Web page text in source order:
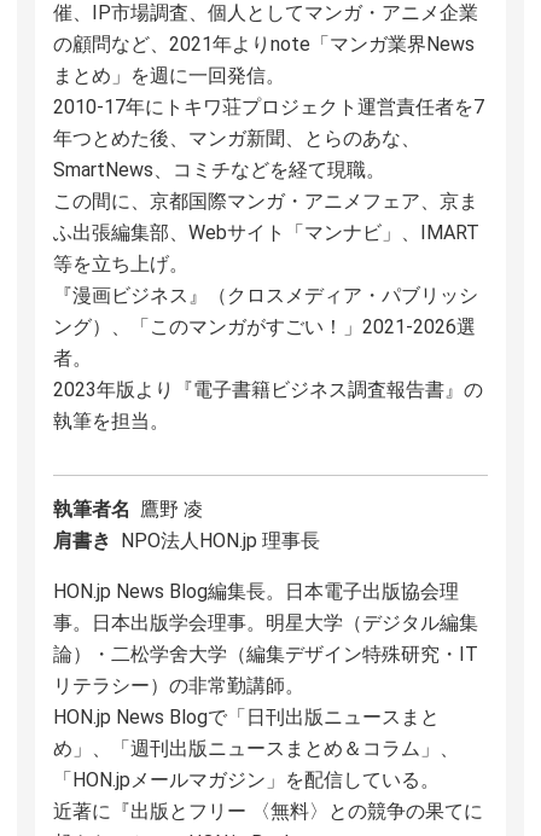
催、IP市場調査、個人としてマンガ・アニメ企業
の顧問など、2021年よりnote「マンガ業界News
まとめ」を週に一回発信。
2010-17年にトキワ荘プロジェクト運営責任者を7
年つとめた後、マンガ新聞、とらのあな、
SmartNews、コミチなどを経て現職。
この間に、京都国際マンガ・アニメフェア、京ま
ふ出張編集部、Webサイト「マンナビ」、IMART
等を立ち上げ。
『漫画ビジネス』（クロスメディア・パブリッシ
ング）、「このマンガがすごい！」2021-2026選
者。
2023年版より『電子書籍ビジネス調査報告書』の
執筆を担当。
執筆者名 鷹野 凌
肩書き
NPO法人HON.jp 理事長
HON.jp News Blog編集長。日本電子出版協会理
事。日本出版学会理事。明星大学（デジタル編集
論）・二松学舍大学（編集デザイン特殊研究・IT
リテラシー）の非常勤講師。
HON.jp News Blogで「日刊出版ニュースまと
め」、「週刊出版ニュースまとめ＆コラム」、
「HON.jpメールマガジン」を配信している。
近著に『出版とフリー 〈無料〉との競争の果てに